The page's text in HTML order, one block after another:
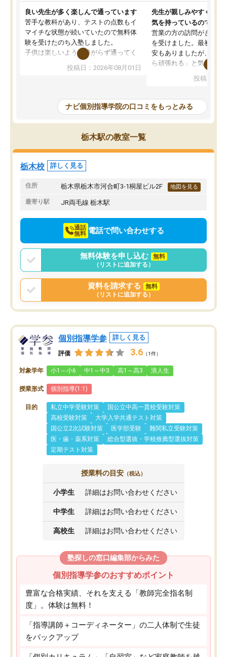
良い先生が多く楽しんで通っています
苦手な教科があり、テストの点数もイ
マイチな状態が続いていたので無料体
験を受けたのち入塾しました。
子供は楽しいようで嫌がらず通ってく
先生は良い方が多く、いつも笑顔で対
教室は少し狭い印象なので夜の時間帯
など生徒さんが多い時間帯は手狭では
ないかな？と感じます。
また駅前にあるのでアクセスは良いで
すが駐車場がないのでお迎えの際に近
隣のコインパーキングを利用または路
上駐車をするしかない点が少し不便で
投稿日：2026年08月01日
先生が親しみやすく勉強
気を持っているので安心
営業の方の訪問がきっか
を受けました。最初は続
安もありましたが、子ど
ら頑張れる」と気に入り
ても分かりやすく、学
方を丁寧に教えてくださ
が深まっていると感じま
熱心で、一人ひとりの苦
前より勉強に前向きに取
りたいと思える塾です。
投稿日：
ナビ個別指導学院の口コミをもっとみる
栃木駅の教室一覧
栃木校 詳しく見る
住所 栃木県栃木市河合町3-1桐屋ビル2F 地図を見る
最寄り駅 JR両毛線 栃木駅
通話
無料 電話で問い合わせする
無料体験を申し込む
無料
（リストに追加する）
資料を請求する
無料
（リストに追加する）
個別指導学参 詳しく見る
評価 3.6 （1件）
対象学年 小1～小6 中1～中3 高1～高3 浪人生
授業形式 個別指導(1:1)
目的 私立中学受験対策
国公立中高一貫校受験対策
高校受験対策
大学入学共通テスト対策
国公立2次試験対策
医学部受験
難関私立受験対策
医・歯・薬系対策
総合型選抜・学校推薦型選抜対策
定期テスト対策
授業料の目安 （税込）
小学生 詳細はお問い合わせください
中学生 詳細はお問い合わせください
高校生 詳細はお問い合わせください
塾探しの窓口編集部からみた
個別指導学参のおすすめポイント
豊富な合格実績、それを支える「教師完全指名制
度」。体験は無料！
「指導講師＋コーディネーター」の二人体制で生徒
をバックアップ